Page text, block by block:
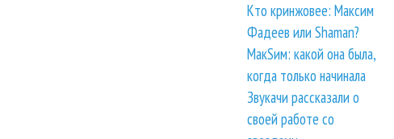
Кто кринжовее: Максим
Фадеев или Shaman?
МакSим: какой она была,
когда только начинала
Звукачи рассказали о
своей работе со